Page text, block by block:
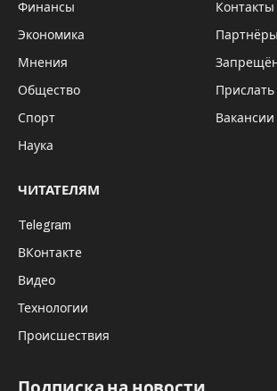
Речь идет о золотодобывающем
предприятии Усть-Янского
хищении природного золота
подозревается уроженец
района.
Он планировал сбыть драгметалл
оценивается на сумму свыше